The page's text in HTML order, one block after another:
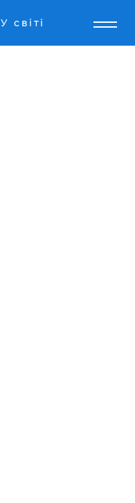
У світі